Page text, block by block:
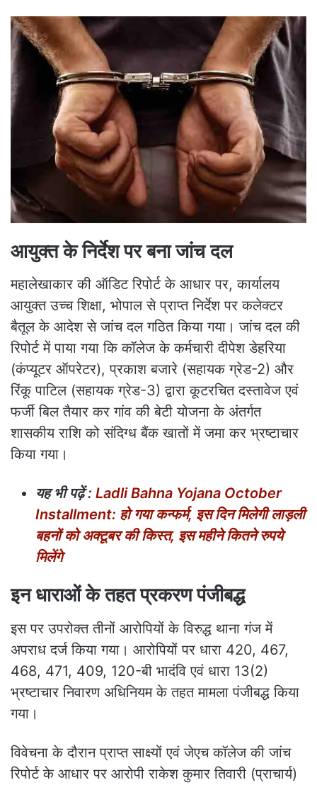
आयुक्त के निर्देश पर बना जांच दल
महालेखाकार की ऑडिट रिपोर्ट के आधार पर, कार्यालय
आयुक्त उच्च शिक्षा, भोपाल से प्राप्त निर्देश पर कलेक्टर
बैतूल के आदेश से जांच दल गठित किया गया। जांच दल की
रिपोर्ट में पाया गया कि कॉलेज के कर्मचारी दीपेश डेहरिया
(कंप्यूटर ऑपरेटर), प्रकाश बजारे (सहायक ग्रेड-2) और
रिंकू पाटिल (सहायक ग्रेड-3) द्वारा कूटरचित दस्तावेज एवं
फर्जी बिल तैयार कर गांव की बेटी योजना के अंतर्गत
शासकीय राशि को संदिग्ध बैंक खातों में जमा कर भ्रष्टाचार
किया गया।
यह भी पढ़ें : Ladli Bahna Yojana October
Installment: हो गया कन्फर्म, इस दिन मिलेगी लाड़ली
बहनों को अक्टूबर की किस्त, इस महीने कितने रुपये
मिलेंगे
इन धाराओं के तहत प्रकरण पंजीबद्ध
इस पर उपरोक्त तीनों आरोपियों के विरुद्ध थाना गंज में
अपराध दर्ज किया गया। आरोपियों पर धारा 420, 467,
468, 471, 409, 120-बी भादंवि एवं धारा 13(2)
भ्रष्टाचार निवारण अधिनियम के तहत मामला पंजीबद्ध किया
गया।
विवेचना के दौरान प्राप्त साक्ष्यों एवं जेएच कॉलेज की जांच
रिपोर्ट के आधार पर आरोपी राकेश कुमार तिवारी (प्राचार्य)